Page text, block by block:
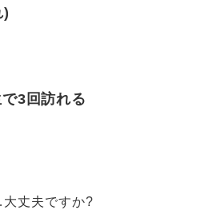
3回訪れる
丈夫ですか?